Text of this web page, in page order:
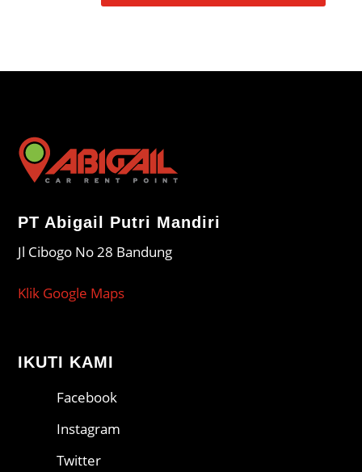
PT Abigail Putri Mandiri
Jl Cibogo No 28 Bandung
Klik Google Maps
IKUTI KAMI
Facebook
Instagram
Twitter